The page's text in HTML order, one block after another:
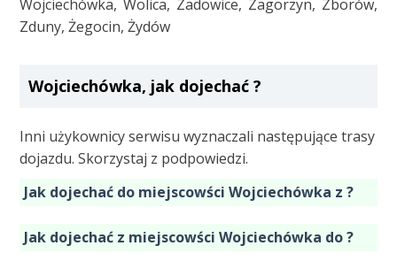
Wojciechówka, Wolica, Zadowice, Zagorzyn, Zborów,
Zduny, Żegocin, Żydów
Wojciechówka, jak dojechać ?
Inni użykownicy serwisu wyznaczali następujące trasy
dojazdu. Skorzystaj z podpowiedzi.
Jak dojechać do miejscowści Wojciechówka z ?
Jak dojechać z miejscowści Wojciechówka do ?